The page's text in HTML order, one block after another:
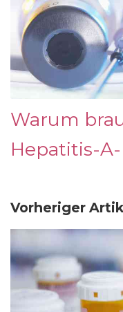
Warum
Hepatitis-
Vorheriger